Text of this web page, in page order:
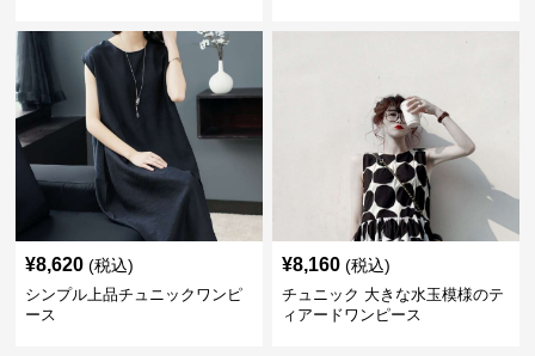
¥8,620 (税込)
シンプル上品チュニックワンピ
ース
¥8,160 (税込)
チュニック 大きな水玉模様のテ
ィアードワンピース